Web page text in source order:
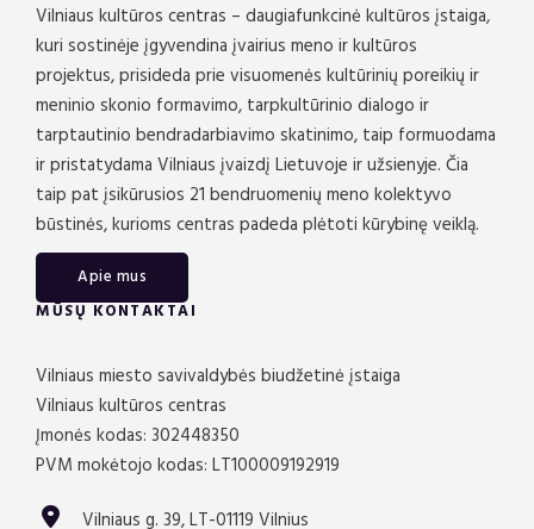
Vilniaus kultūros centras – daugiafunkcinė kultūros įstaiga,
kuri sostinėje įgyvendina įvairius meno ir kultūros
projektus, prisideda prie visuomenės kultūrinių poreikių ir
meninio skonio formavimo, tarpkultūrinio dialogo ir
tarptautinio bendradarbiavimo skatinimo, taip formuodama
ir pristatydama Vilniaus įvaizdį Lietuvoje ir užsienyje. Čia
taip pat įsikūrusios 21 bendruomenių meno kolektyvo
būstinės, kurioms centras padeda plėtoti kūrybinę veiklą.
Apie mus
MŪSŲ KONTAKTAI
Vilniaus miesto savivaldybės biudžetinė įstaiga
Vilniaus kultūros centras
Įmonės kodas: 302448350
PVM mokėtojo kodas: LT100009192919
Vilniaus g. 39, LT-01119 Vilnius